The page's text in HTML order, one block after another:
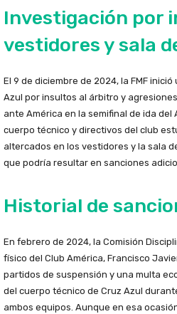
Investigación por
vestidores y sala
El 9 de diciembre de 2024, la FMF
Azul por insultos al árbitro y
ante América en la semifinal de ida
cuerpo técnico y directivos del club
altercados en los vestidores y la sala
que podría resultar en sanciones
Historial de
En febrero de 2024, la Comisión
físico del Club América, Francisco
partidos de suspensión y una multa
del cuerpo técnico de Cruz Azul
ambos equipos. Aunque en esa